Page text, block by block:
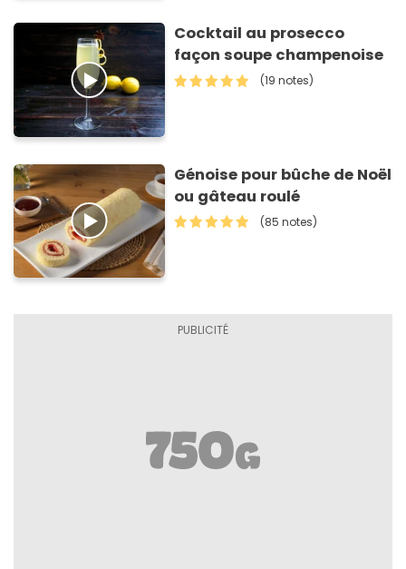
Cocktail au prosecco
façon soupe champenoise
(19 notes)
Génoise pour bûche de Noël
ou gâteau roulé
(85 notes)